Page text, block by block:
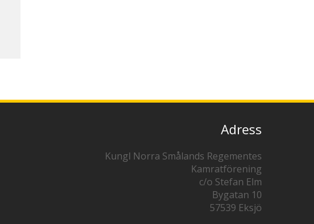
Adress
Kungl Norra Smålands Regementes
Kamratförening
c/o Stefan Elm
Bygatan 10
57539 Eksjö